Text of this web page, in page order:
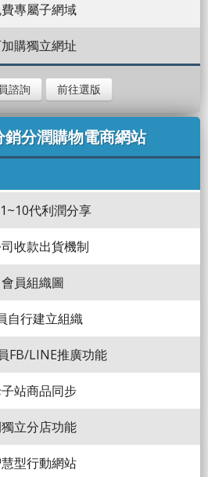
專屬子網域
購獨立網址
諮詢 前往選版
銷分潤購物電商網站
代利潤分享
收款出貨機制
會員組織圖
自行建立組織
FB/LINE推廣功能
站商品同步
立分店功能
型行動網站